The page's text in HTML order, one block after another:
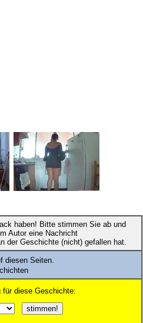
haben! Bitte stimmen Sie ab und
Autor eine Nachricht
der Geschichte (nicht) gefallen hat.
diesen Seiten.
für diese Geschichte: